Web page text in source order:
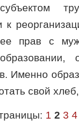
к
прав с
Именно
свой
1 2 3 4